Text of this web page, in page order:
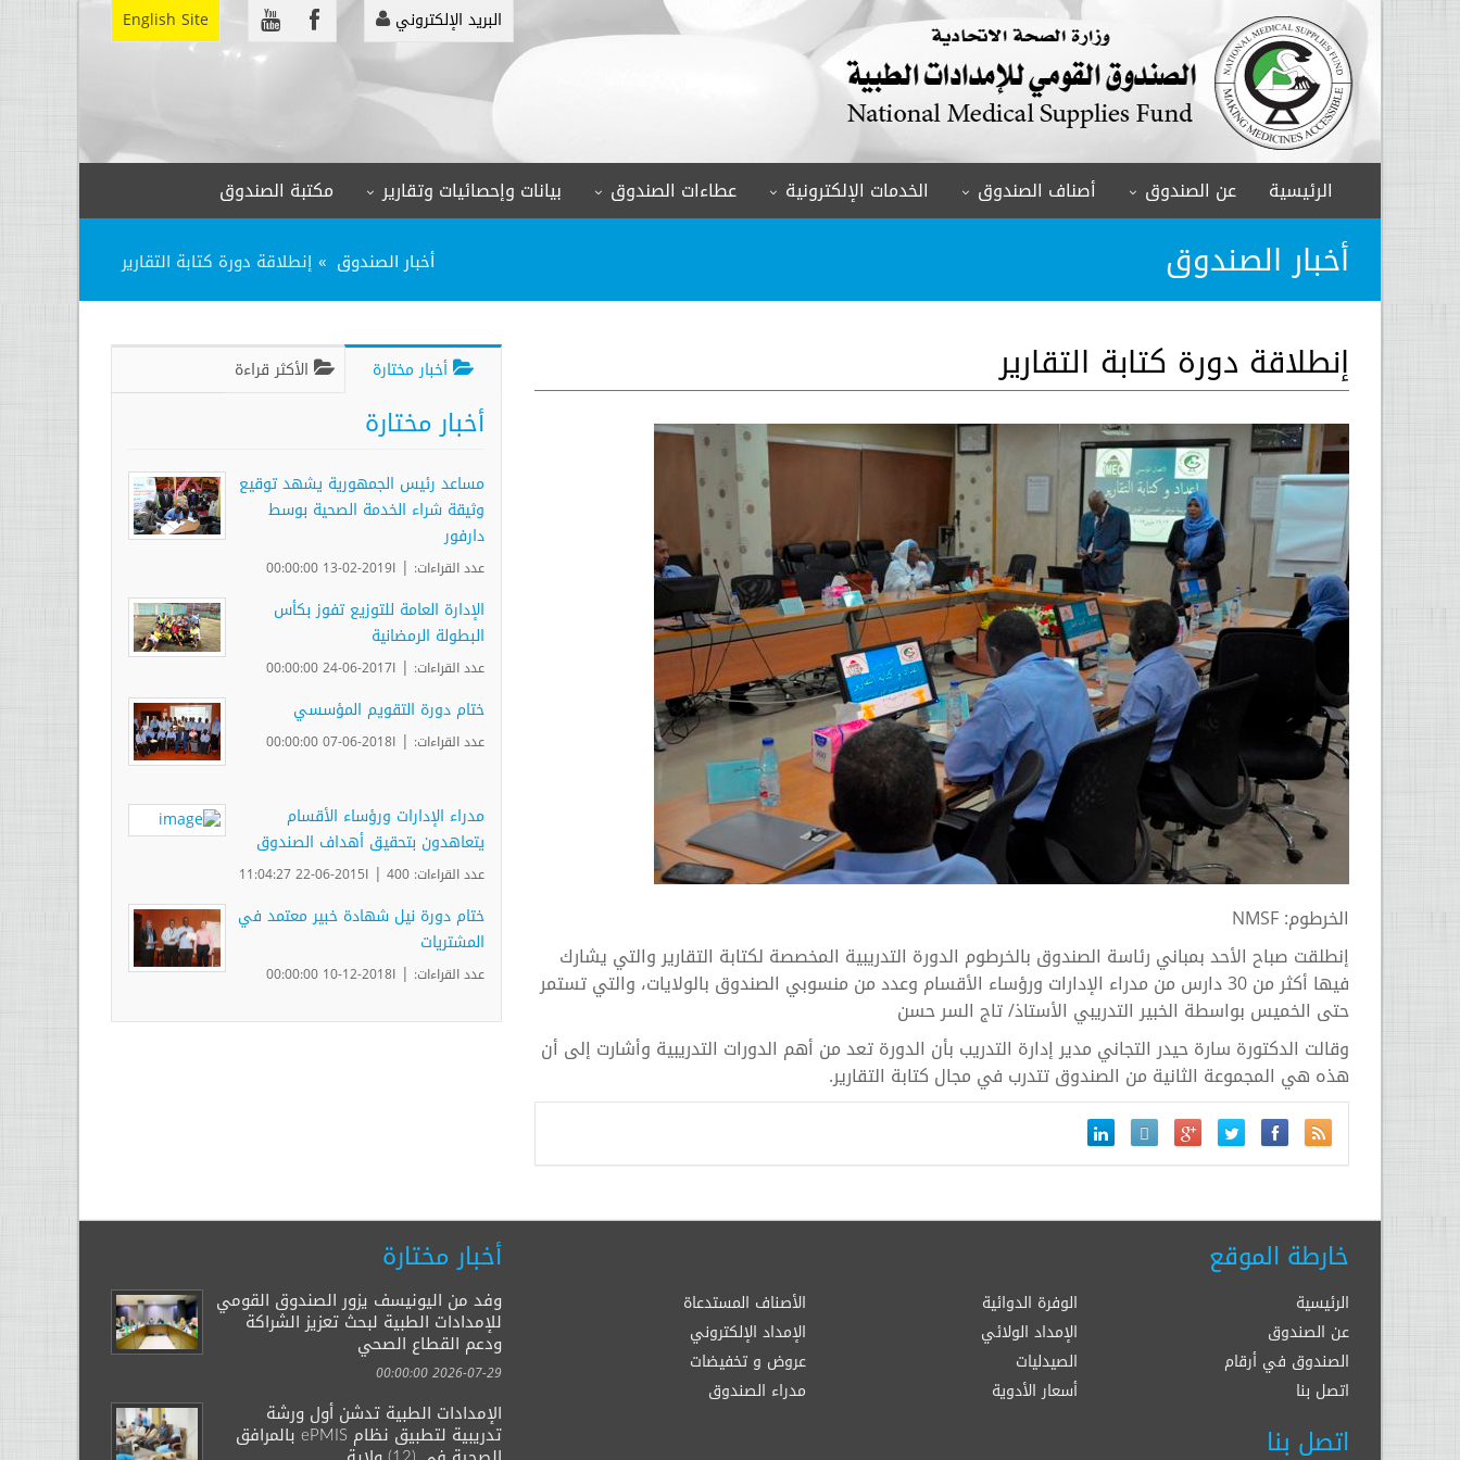
English Site البريد الإلكتروني
الرئيسية عن الصندوق أصناف الصندوق الخدمات الإلكترونية عطاءات الصندوق بيانات وإحصائيات وتقارير مكتبة الصندوق
أخبار الصندوق أخبار الصندوق إنطلاقة دورة كتابة التقارير
إنطلاقة دورة كتابة التقارير
الخرطوم: NMSF
إنطلقت صباح الأحد بمباني رئاسة الصندوق بالخرطوم الدورة التدريبية المخصصة لكتابة التقارير والتي يشارك
فيها أكثر من 30 دارس من مدراء الإدارات ورؤساء الأقسام وعدد من منسوبي الصندوق بالولايات، والتي تستمر
حتى الخميس بواسطة الخبير التدريبي الأستاذ/ تاج السر حسن
وقالت الدكتورة سارة حيدر التجاني مدير إدارة التدريب بأن الدورة تعد من أهم الدورات التدريبية وأشارت إلى أن
هذه هي المجموعة الثانية من الصندوق تتدرب في مجال كتابة التقارير.
أخبار مختارة الأكثر قراءة
أخبار مختارة
مساعد رئيس الجمهورية يشهد توقيع
وثيقة شراء الخدمة الصحية بوسط
دارفور
عدد القراءات: | ا2019-02-13 00:00:00
الإدارة العامة للتوزيع تفوز بكأس
البطولة الرمضانية
عدد القراءات: | ا2017-06-24 00:00:00
ختام دورة التقويم المؤسسي
عدد القراءات: | ا2018-06-07 00:00:00
مدراء الإدارات ورؤساء الأقسام
يتعاهدون بتحقيق أهداف الصندوق
عدد القراءات: 400 | ا2015-06-22 11:04:27
ختام دورة نيل شهادة خبير معتمد في
المشتريات
عدد القراءات: | ا2018-12-10 00:00:00
خارطة الموقع
الرئيسية الوفرة الدوائية
الأصناف المستدعاة
عن الصندوق
الإمداد الولائي
الإمداد الإلكتروني
الصندوق في أرقام
الصيدليات
عروض و تخفيضات
اتصل بنا
أسعار الأدوية مدراء الصندوق
اتصل بنا
أخبار مختارة
وفد من اليونيسف يزور الصندوق القومي
للإمدادات الطبية لبحث تعزيز الشراكة
ودعم القطاع الصحي
2026-07-29 00:00:00
الإمدادات الطبية تدشن أول ورشة
تدريبية لتطبيق نظام ePMIS بالمرافق